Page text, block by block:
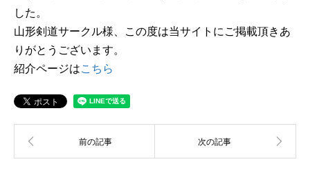
した。
山形剣道サークル様、この度は当サイトにご掲載頂きあ
りがとうございます。
紹介ページはこちら